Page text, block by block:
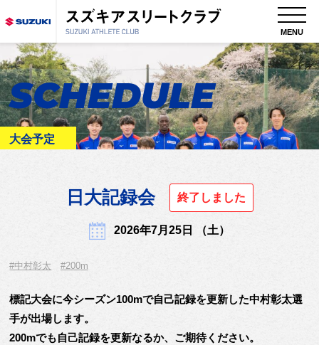
MENU
SCHEDULE
大会予定
日大記録会 終了しました
2026年7月25日 （土）
#中村彰太 #200m
標記大会に今シーズン100mで自己記録を更新した中村彰太選
手が出場します。
200mでも自己記録を更新なるか、ご期待ください。